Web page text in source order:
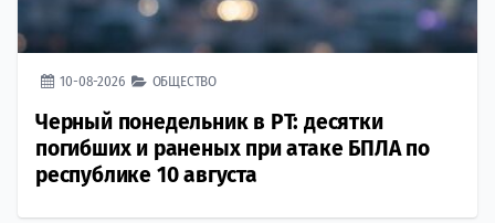
10-08-2026 ОБЩЕСТВО
Черный понедельник в РТ: десятки
погибших и раненых при атаке БПЛА по
республике 10 августа